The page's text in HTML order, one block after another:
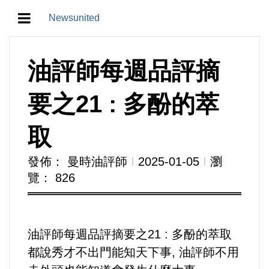
Newsunited
教育/五育/五創
人生/生存/生活
產業/經濟
政治/政黨
食品/衛生/醫療/照護
油評師每週品評摘
要之21 : 多酚的萃
取
發佈： 曼時油評師 Ι 2025-01-05 Ι 瀏
覽： 826
油評師每週品評摘要之21 : 多酚的萃取
都說秀才不出門能知天下事, 油評師不用